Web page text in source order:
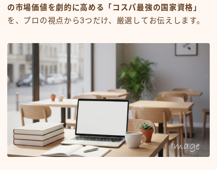
の市場価値を劇的に高める「コスパ最強の国家資格」
を、プロの視点から3つだけ、厳選してお伝えします。